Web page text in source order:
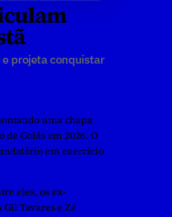
projeta conquistar
uma chapa
Goiás em 2026. O
em exercício
eles, os ex-
Tavares e Zé